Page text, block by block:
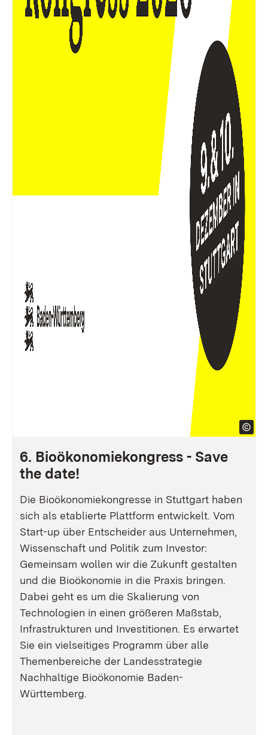
6. Bioökonomiekongress - Save
the date!
Die Bioökonomiekongresse in Stuttgart haben
sich als etablierte Plattform entwickelt. Vom
Start-up über Entscheider aus Unternehmen,
Wissenschaft und Politik zum Investor:
Gemeinsam wollen wir die Zukunft gestalten
und die Bioökonomie in die Praxis bringen.
Dabei geht es um die Skalierung von
Technologien in einen größeren Maßstab,
Infrastrukturen und Investitionen. Es erwartet
Sie ein vielseitiges Programm über alle
Themenbereiche der Landesstrategie
Nachhaltige Bioökonomie Baden-
Württemberg.